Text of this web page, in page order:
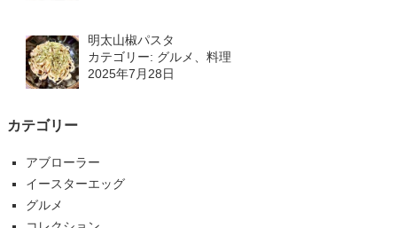
明太山椒パスタ
カテゴリー: グルメ、料理
2025年7月28日
カテゴリー
アブローラー
イースターエッグ
グルメ